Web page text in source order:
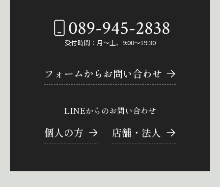
089-945-2838
受付時間：月～土、9:00～19:30
フォームからお問い合わせ
LINEからのお問い合わせ
個人の方 店舗・法人